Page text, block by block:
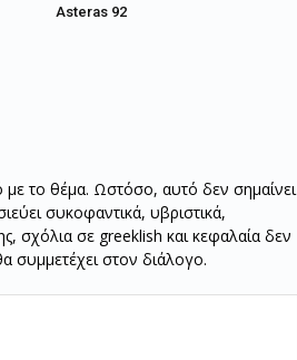
Asteras 92
με το θέμα. Ωστόσο, αυτό δεν σημαίνει
συκοφαντικά, υβριστικά,
σχόλια σε greeklish και κεφαλαία δεν
συμμετέχει στον διάλογο.